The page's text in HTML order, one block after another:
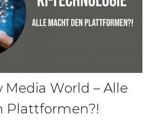
Media World – Alle
Plattformen?!